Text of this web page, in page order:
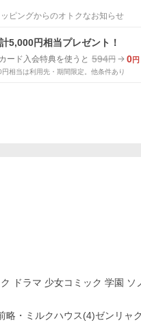
ピングからのオトクなお知らせ
5,000円相当プレゼント！
ード入会特典を使うと 594円 0円
円相当は利用先・期間限定。他条件あり
ドラマ 少女コミック 学園 ソ
・ミルクハウス(4)ゼンリャ